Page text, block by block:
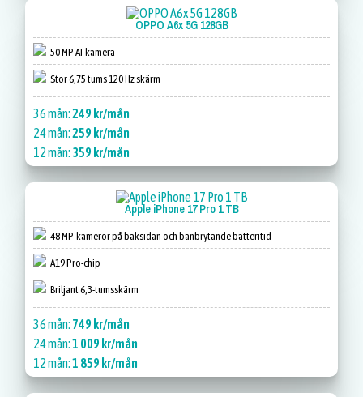
OPPO A6x 5G 128GB
50 MP AI-kamera
Stor 6,75 tums 120 Hz skärm
36 mån:249 kr/mån
24 mån:259 kr/mån
12 mån: 359 kr/mån
Apple iPhone 17 Pro 1 TB
48 MP-kameror på baksidan och banbrytande batteritid
A19 Pro-chip
Briljant 6,3-tumsskärm
36 mån: 749 kr/mån
24 mån:1 009 kr/mån
12 mån:1 859 kr/mån